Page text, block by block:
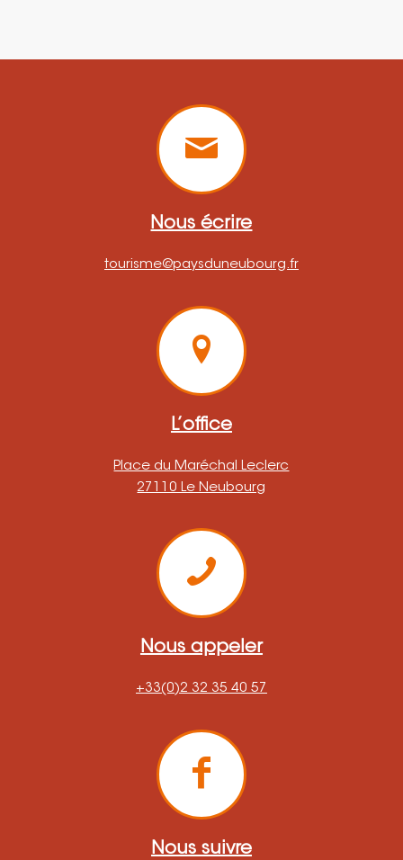
Nous écrire
tourisme@paysduneubourg.fr
L’office
Place du Maréchal Leclerc
27110 Le Neubourg
Nous appeler
+33(0)2 32 35 40 57
Nous suivre